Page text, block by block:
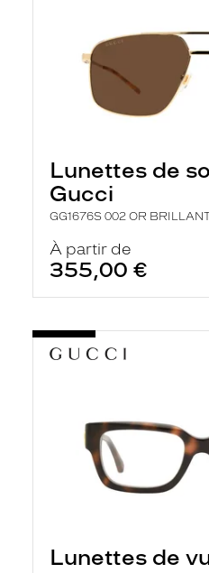
Lunettes de
Gucci
GG1676S 002 OR
À partir de
355,00 €
Lunettes de